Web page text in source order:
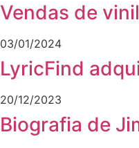
Vendas de
03/01/2024
LyricFind
20/12/2023
Biografia de